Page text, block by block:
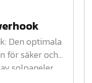
Den optimala
för säker och
solpaneler